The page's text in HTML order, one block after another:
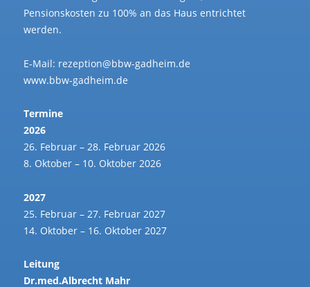
Pensionskosten zu 100% an das Haus entrichtet
werden.
E-Mail: rezeption@bbw-gadheim.de
www.bbw-gadheim.de
Termine
2026
26. Februar – 28. Februar 2026
8. Oktober – 10. Oktober 2026
2027
25. Februar – 27. Februar 2027
14. Oktober – 16. Oktober 2027
Leitung
Dr.med.Albrecht Mahr